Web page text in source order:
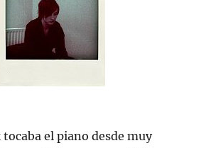
el piano desde muy